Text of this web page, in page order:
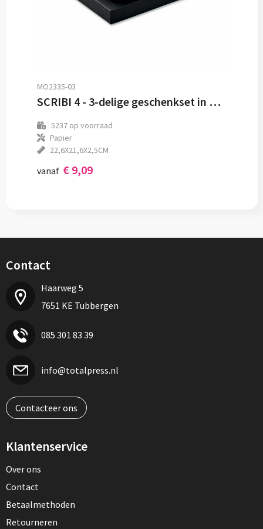
MO2335-03
SCRIBI 4 - 3-delige geschenkset in doos
5237op voorraad
Papier
22,6X21,6X2,5CM
vanaf € 9,09
Contact
Haarweg 5
7651 KE Tubbergen
085 301 83 39
info@totalpress.nl
Contacteer ons
Klantenservice
Over ons
Contact
Betaalmethoden
Retourneren